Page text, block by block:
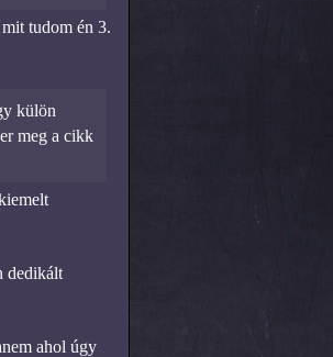
tudom én 3.
külön
meg a cikk
dedikált
ahol úgy